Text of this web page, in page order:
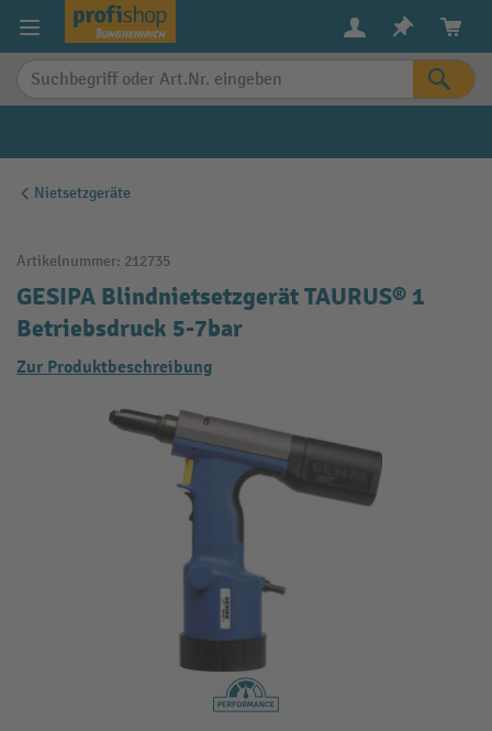
springen
Nietsetzgeräte
Artikelnummer: 212735
GESIPA Blindnietsetzgerät TAURUS® 1
Betriebsdruck 5-7bar
Zur Produktbeschreibung